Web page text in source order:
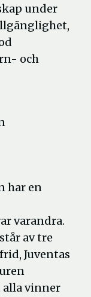
under
och
har en
varandra.
av tre
Juventas
alla vinner